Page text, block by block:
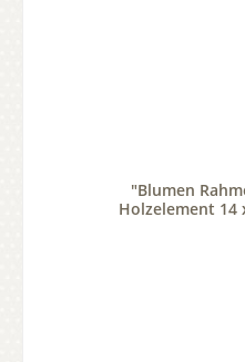
"Blumen
Holzelement 14